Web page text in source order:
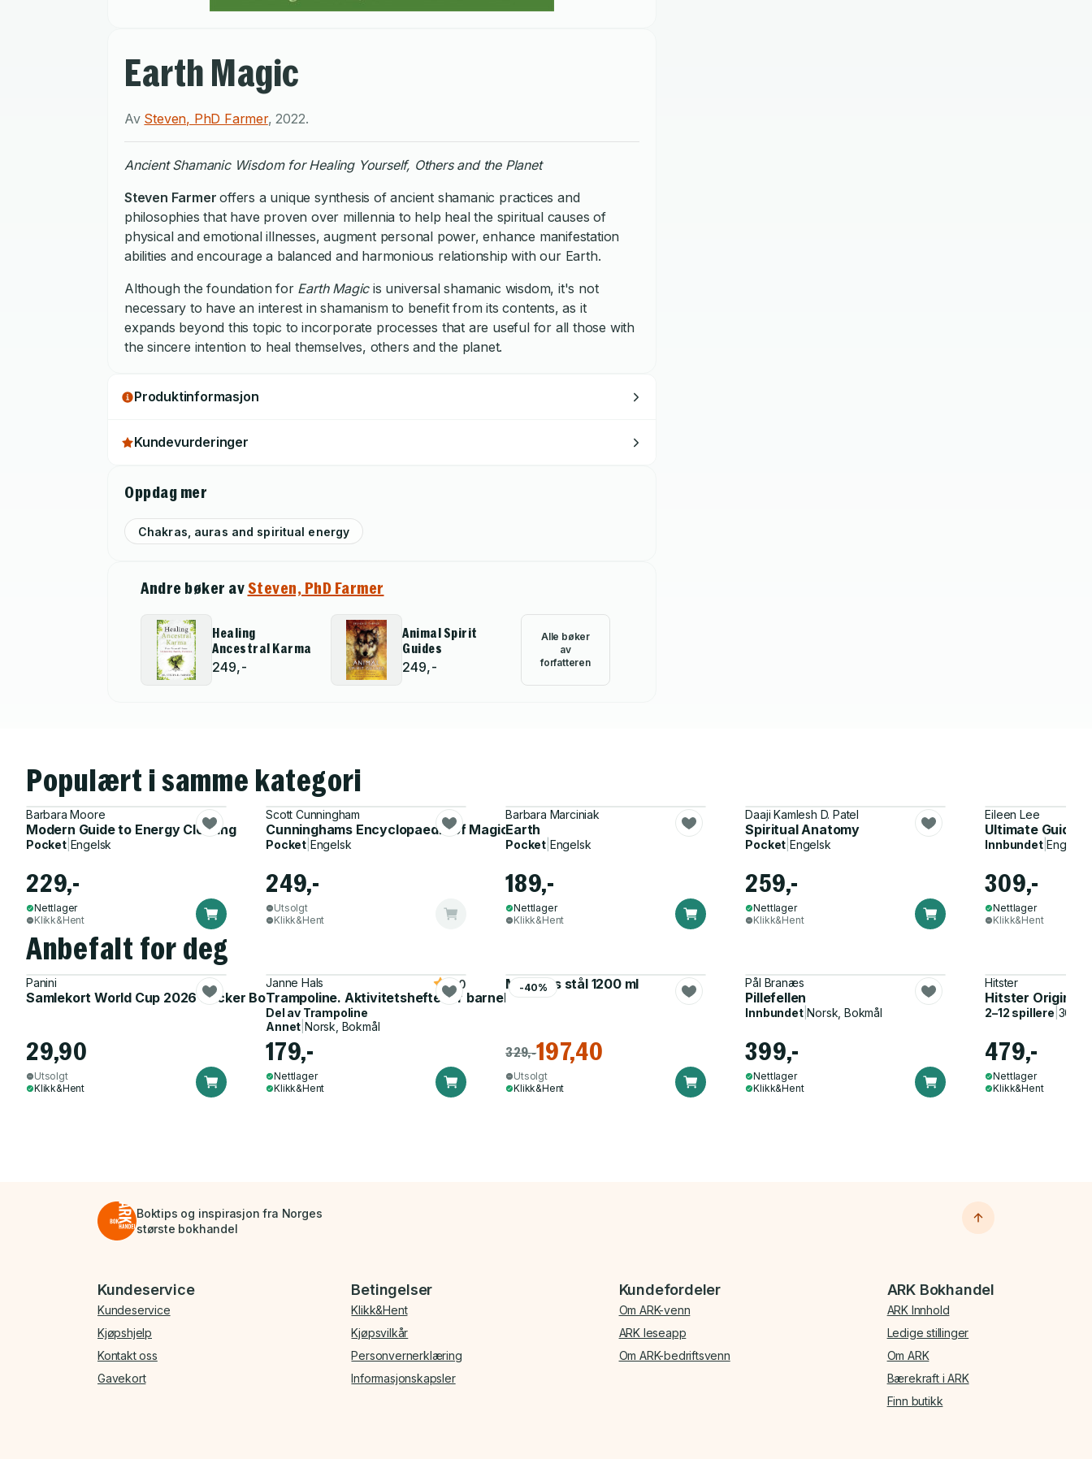
Earth Magic
Av Steven, PhD Farmer,2022.
Ancient Shamanic Wisdom for Healing Yourself, Others and the Planet
Steven Farmeroffers a unique synthesis of ancient shamanic practices and
philosophies that have proven over millennia to help heal the spiritual causes of
physical and emotional illnesses, augment personal power, enhance manifestation
abilities and encourage a balanced and harmonious relationship with our Earth.
Although the foundation for Earth Magic is universal shamanic wisdom, it's not
necessary to have an interest in shamanism to benefit from its contents, as it
expands beyond this topic to incorporate processes that are useful for all those with
the sincere intention to heal themselves, others and the planet.
Produktinformasjon
Kundevurderinger
Oppdag mer
Chakras, auras and spiritual energy
Andre bøker avSteven, PhD Farmer
Healing
Ancestral Karma
249,-
Animal Spirit
Guides
249,-
Alle bøker
av
forfatteren
Populært i samme kategori
Barbara Moore
Modern Guide to Energy Clearing
Pocket| Engelsk
229,-
Nettlager
Klikk&Hent
Scott Cunningham
Cunninghams Encyclopaedia of Magical Herbs
Pocket| Engelsk
249,-
Utsolgt
Klikk&Hent
Barbara Marciniak
Earth
Pocket Engelsk
189,-
Nettlager
Klikk&Hent
Daaji Kamlesh D. Patel
Spiritual Anatomy
Pocket Engelsk
259,-
Nettlager
Klikk&Hent
Eileen Lee
Ultimate Guide
Innbundet|Engelsk
309,-
Nettlager
Klikk&Hent
Anbefalt for deg
Panini
Samlekort World Cup 2026 Sticker Booster
29,90
Utsolgt
Klikk&Hent
Janne Hals
Trampoline. Aktivitetshefte for barnehagen
5.0
Del av Trampoline
Annet Norsk, Bokmål
179,-
Nettlager
Klikk&Hent
-40%
Matboks stål 1200 ml
329,-197,40
Utsolgt
Klikk&Hent
Pål Branæs
Pillefellen
Innbundet|Norsk, Bokmål
399,-
Nettlager
Klikk&Hent
Hitster
Hitster Original
2–12 spillere
479,-
Nettlager
Klikk&Hent
Boktips og inspirasjon fra Norges
største bokhandel
Bunnmeny
Kundeservice
Kundeservice
Kjøpshjelp
Kontakt oss
Gavekort
Betingelser
Klikk&Hent
Kjøpsvilkår
Personvernerklæring
Informasjonskapsler
Kundefordeler
Om ARK-venn
ARK leseapp
Om ARK-bedriftsvenn
ARK Bokhandel
ARK Innhold
Ledige stillinger
Om ARK
Bærekraft i ARK
Finn butikk